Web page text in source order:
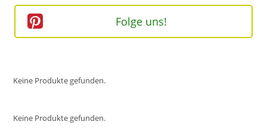
Folge uns!
Keine Produkte gefunden.
Keine Produkte gefunden.